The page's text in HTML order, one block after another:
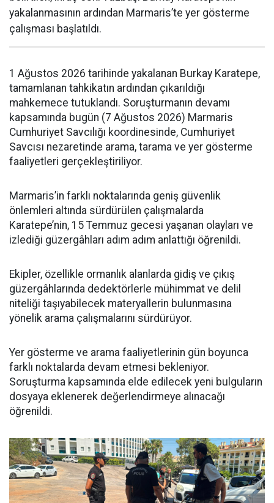
yakalanmasının ardından Marmaris’te yer gösterme
çalışması başlatıldı.
1 Ağustos 2026 tarihinde yakalanan Burkay Karatepe,
tamamlanan tahkikatın ardından çıkarıldığı
mahkemece tutuklandı. Soruşturmanın devamı
kapsamında bugün (7 Ağustos 2026) Marmaris
Cumhuriyet Savcılığı koordinesinde, Cumhuriyet
Savcısı nezaretinde arama, tarama ve yer gösterme
faaliyetleri gerçekleştiriliyor.
Marmaris’in farklı noktalarında geniş güvenlik
önlemleri altında sürdürülen çalışmalarda
Karatepe’nin, 15 Temmuz gecesi yaşanan olayları ve
izlediği güzergâhları adım adım anlattığı öğrenildi.
Ekipler, özellikle ormanlık alanlarda gidiş ve çıkış
güzergâhlarında dedektörlerle mühimmat ve delil
niteliği taşıyabilecek materyallerin bulunmasına
yönelik arama çalışmalarını sürdürüyor.
Yer gösterme ve arama faaliyetlerinin gün boyunca
farklı noktalarda devam etmesi bekleniyor.
Soruşturma kapsamında elde edilecek yeni bulguların
dosyaya eklenerek değerlendirmeye alınacağı
öğrenildi.